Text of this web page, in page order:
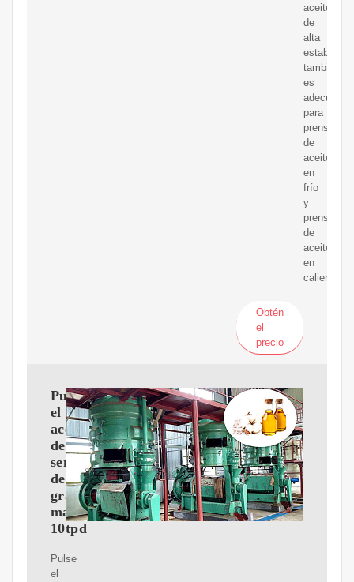
aceite
de
alta
estabilidad
también
es
adecuado
para
prensas
de
aceite
en
frío
y
prensas
de
aceite
en
caliente.
Obtén
el
precio
Pulse
el
aceite
de
semilla
de
grano
maquinaria
10tpd
Pulse
el